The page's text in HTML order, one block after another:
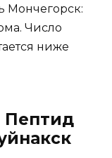
Мончегорск:
Число
ниже
Пептид